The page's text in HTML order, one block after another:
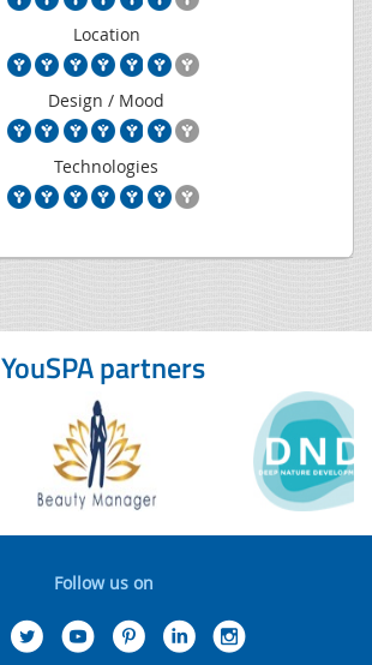
Location
Design / Mood
Technologies
YouSPA partners
Follow us on